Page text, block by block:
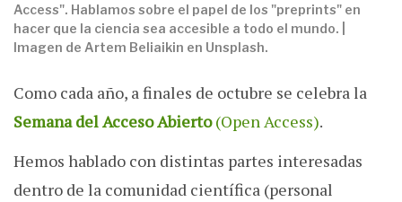
Access". Hablamos sobre el papel de los "preprints" en
hacer que la ciencia sea accesible a todo el mundo. |
Imagen de Artem Beliaikin en Unsplash.
Como cada año, a finales de octubre se celebra la
Semana del Acceso Abierto(Open Access).
Hemos hablado con distintas partes interesadas
dentro de la comunidad científica (personal